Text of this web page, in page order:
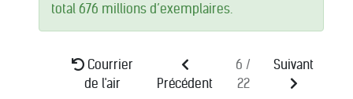
total 676 millions d’exemplaires.
Courrier
de l'air
Précédent
6 /
22
Suivant